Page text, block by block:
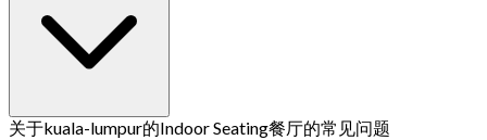
关于kuala-lumpur的Indoor Seating餐厅的常见问题